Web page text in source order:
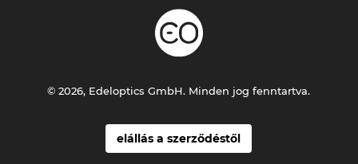
elállás a szerződéstől
© 2026, Edeloptics GmbH. Minden jog fenntartva.